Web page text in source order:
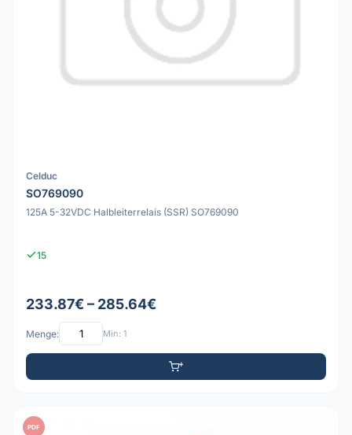
Celduc
SO769090
125A 5-32VDC Halbleiterrelais (SSR) SO769090
15
233.87€ – 285.64€
Menge: Min: 1
PDF